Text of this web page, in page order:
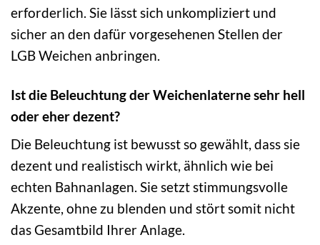
erforderlich. Sie lässt sich unkompliziert und
sicher an den dafür vorgesehenen Stellen der
LGB Weichen anbringen.
Ist die Beleuchtung der Weichenlaterne sehr hell
oder eher dezent?
Die Beleuchtung ist bewusst so gewählt, dass sie
dezent und realistisch wirkt, ähnlich wie bei
echten Bahnanlagen. Sie setzt stimmungsvolle
Akzente, ohne zu blenden und stört somit nicht
das Gesamtbild Ihrer Anlage.